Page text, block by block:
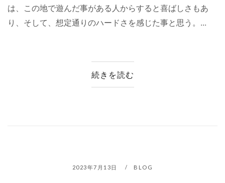
は、この地で遊んだ事がある人からすると喜ばしさもあ
り、そして、想定通りのハードさを感じた事と思う。...
続きを読む
2023年7月13日 BLOG